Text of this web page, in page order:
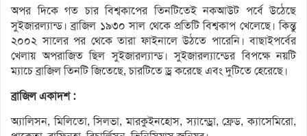
অপর দিকে গত চার বিশ্বকাপের তিনটিতেই নকআউট পর্বে উঠেছে
সুইজারল্যান্ড। ব্রাজিল ১৯৩০ সাল থেকে প্রতিটি বিশ্বকাপ খেলেছে। কিন্তু
২০০২ সালের পর থেকে তারা ফাইনালে উঠতে পারেনি। বাছাইপর্বের
খেলায় অপরাজিত ছিল সুইজারল্যান্ড। সুইজারল্যান্ডের বিপক্ষে নয়টি
ম্যাচে ব্রাজিল তিনটি জিতেছে, চারটিতে ড্র করেছে এবং দুটিতে হেরেছে।
ব্রাজিল একাদশ :
অ্যালিসন, মিলিতো, সিলভা, মারকুইনহোস, স্যান্ড্রো, ফ্রেড, ক্যাসেমিরো,